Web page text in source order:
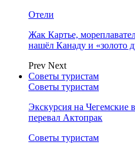
Отели
Жак Картье,
нашёл Канаду и «золото
Prev Next
Советы туристам
Советы туристам
Экскурсия на Чегемские
перевал Актопрак
Советы туристам